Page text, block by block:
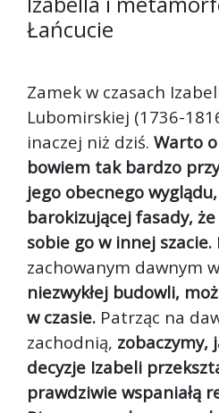
Łańcucie
Zamek w czasach
Lubomirskiej (1736-
inaczej niż dziś. Warto
bowiem tak bardzo
jego obecnego
barokizującej fasady,
sobie go w innej szacie.
zachowanym dawnym
niezwykłej budowli,
w czasie. Patrząc na
zachodnią, zobaczymy,
decyzje Izabeli
prawdziwie wspaniałą